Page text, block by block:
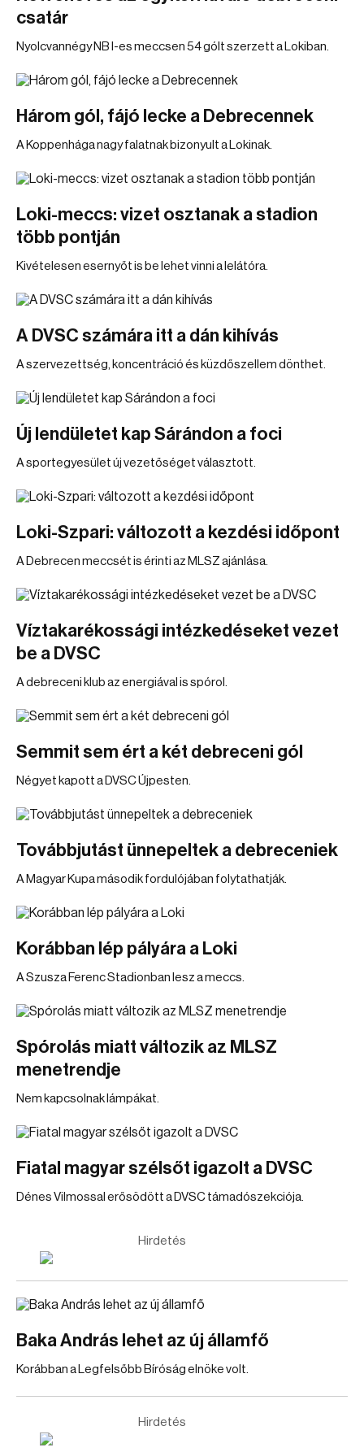
csatár
Nyolcvannégy NB I-es meccsen 54 gólt szerzett a Lokiban.
Három gól, fájó lecke a Debrecennek
A Koppenhága nagy falatnak bizonyult a Lokinak.
Loki-meccs: vizet osztanak a stadion
több pontján
Kivételesen esernyőt is be lehet vinni a lelátóra.
A DVSC számára itt a dán kihívás
A szervezettség, koncentráció és küzdőszellem dönthet.
Új lendületet kap Sárándon a foci
A sportegyesület új vezetőséget választott.
Loki-Szpari: változott a kezdési időpont
A Debrecen meccsét is érinti az MLSZ ajánlása.
Víztakarékossági intézkedéseket vezet
be a DVSC
A debreceni klub az energiával is spórol.
Semmit sem ért a két debreceni gól
Négyet kapott a DVSC Újpesten.
Továbbjutást ünnepeltek a debreceniek
A Magyar Kupa második fordulójában folytathatják.
Korábban lép pályára a Loki
A Szusza Ferenc Stadionban lesz a meccs.
Spórolás miatt változik az MLSZ
menetrendje
Nem kapcsolnak lámpákat.
Fiatal magyar szélsőt igazolt a DVSC
Dénes Vilmossal erősödött a DVSC támadószekciója.
Hirdetés
Baka András lehet az új államfő
Korábban a Legfelsőbb Bíróság elnöke volt.
Hirdetés